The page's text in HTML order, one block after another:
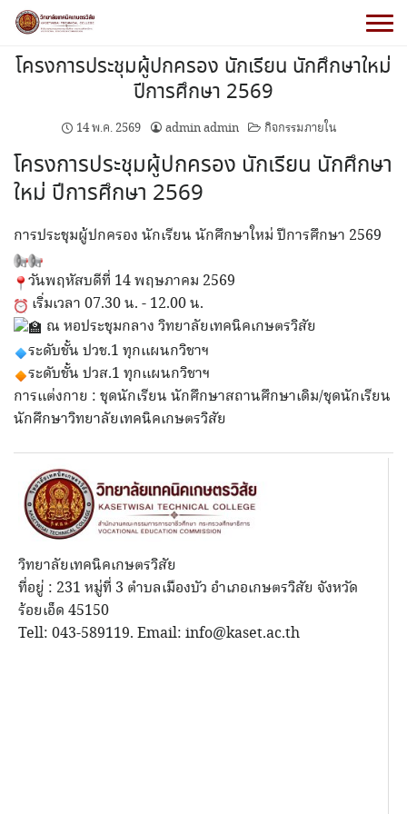
โครงการประชุมผู้ปกครอง นักเรียน นักศึกษาใหม่
ปีการศึกษา 2569
14 พ.ค. 2569 admin admin กิจกรรมภายใน
โครงการประชุมผู้ปกครอง นักเรียน นักศึกษา
ใหม่ ปีการศึกษา 2569
การประชุมผู้ปกครอง นักเรียน นักศึกษาใหม่ ปีการศึกษา 2569
วันพฤหัสบดีที่ 14 พฤษภาคม 2569
เริ่มเวลา 07.30 น. - 12.00 น.
ณ หอประชุมกลาง วิทยาลัยเทคนิคเกษตรวิสัย
ระดับชั้น ปวช.1 ทุกแผนกวิชาฯ
ระดับชั้น ปวส.1 ทุกแผนกวิชาฯ
การแต่งกาย : ชุดนักเรียน นักศึกษาสถานศึกษาเดิม/ชุดนักเรียน
นักศึกษาวิทยาลัยเทคนิคเกษตรวิสัย
วิทยาลัยเทคนิคเกษตรวิสัย
ที่อยู่ : 231 หมู่ที่ 3 ตำบลเมืองบัว อำเภอเกษตรวิสัย จังหวัด
ร้อยเอ็ด 45150
Tell: 043-589119. Email: info@kaset.ac.th